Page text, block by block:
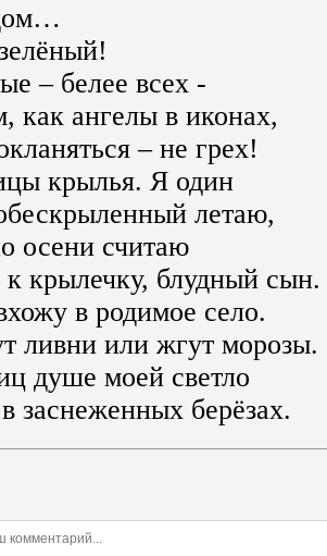
– белее всех -
как ангелы в иконах,
– не грех!
крылья. Я один
летаю,
осени считаю
крылечку, блудный сын.
в родимое село.
ливни или жгут морозы.
душе моей светло
заснеженных берёзах.